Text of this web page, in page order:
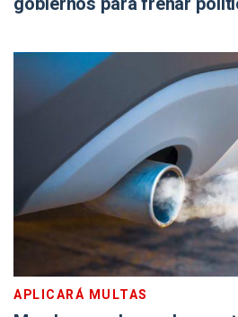
APLICARÁ MULTAS